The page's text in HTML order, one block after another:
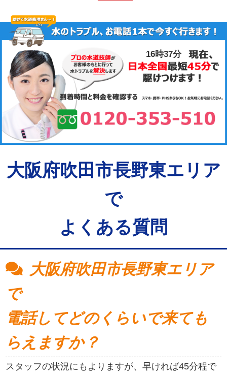
16時37分
大阪府吹田市長野東エリア
で
よくある質問
大阪府吹田市長野東エリア
で
電話してどのくらいで来ても
らえますか？
スタッフの状況にもよりますが、早ければ45分程で